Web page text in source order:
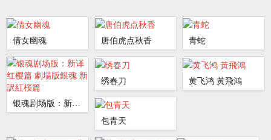
倩女幽魂 唐伯虎点秋香 青蛇
银魂剧场版：新译红樱篇 劇場版銀魂 新訳紅桜篇
绣春刀 黄飞鸿 黃飛鴻
包青天